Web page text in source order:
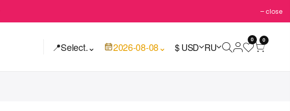
close
📍Select.⌄ 2026-08-08⌄ $ USD RU
0 0